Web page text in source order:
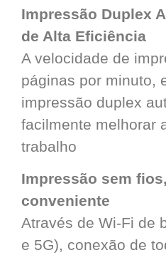
Impressão Duplex
de Alta Eficiência
A velocidade de
páginas por minuto,
impressão duplex
facilmente melhorar
trabalho
Impressão sem
conveniente
Através de Wi-Fi de
e 5G), conexão de